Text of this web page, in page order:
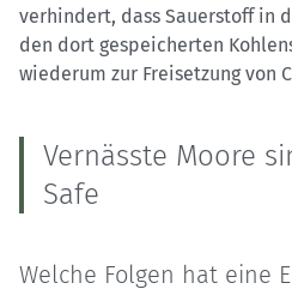
verhindert, dass Sauerstoff in
den dort gespeicherten
wiederum zur Freisetzung von
Vernässte Moore
Safe
Welche Folgen hat eine